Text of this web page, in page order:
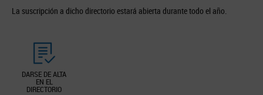
La suscripción a dicho directorio estará abierta durante todo el año.
DARSE DE ALTA
EN EL
DIRECTORIO